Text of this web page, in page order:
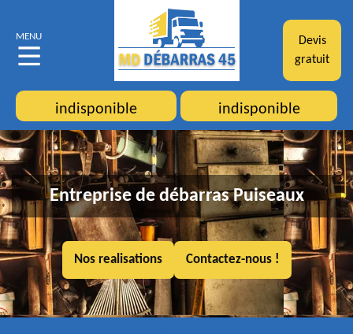
MENU
Devis
gratuit
indisponible indisponible
Entreprise de débarras Puiseaux
Nos realisations Contactez-nous !